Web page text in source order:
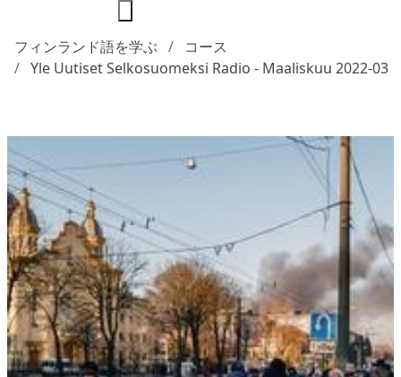
フィンランド語を学ぶ
コース
Yle Uutiset Selkosuomeksi Radio - Maaliskuu 2022-03